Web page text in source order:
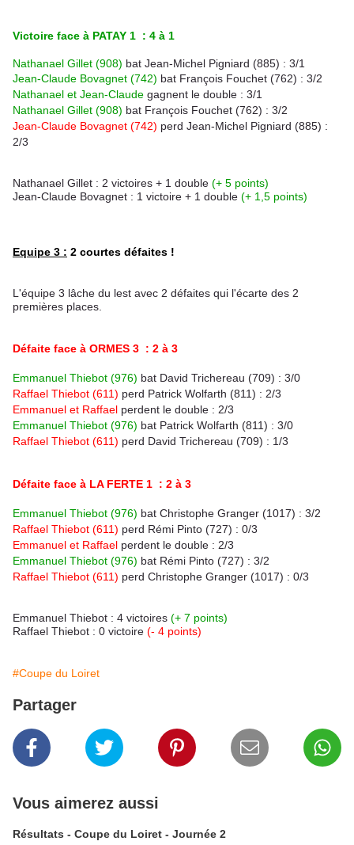
Victoire face à PATAY 1 : 4 à 1
Nathanael Gillet (908) bat Jean-Michel Pigniard (885) : 3/1
Jean-Claude Bovagnet (742) bat François Fouchet (762) : 3/2
Nathanael et Jean-Claude gagnent le double : 3/1
Nathanael Gillet (908) bat François Fouchet (762) : 3/2
Jean-Claude Bovagnet (742) perd Jean-Michel Pigniard (885) :
2/3
Nathanael Gillet : 2 victoires + 1 double (+ 5 points)
Jean-Claude Bovagnet : 1 victoire + 1 double (+ 1,5 points)
Equipe 3 : 2 courtes défaites !
L'équipe 3 lâche du lest avec 2 défaites qui l'écarte des 2
premières places.
Défaite face à ORMES 3 : 2 à 3
Emmanuel Thiebot (976) bat David Trichereau (709) : 3/0
Raffael Thiebot (611) perd Patrick Wolfarth (811) : 2/3
Emmanuel et Raffael perdent le double : 2/3
Emmanuel Thiebot (976) bat Patrick Wolfarth (811) : 3/0
Raffael Thiebot (611) perd David Trichereau (709) : 1/3
Défaite face à LA FERTE 1 : 2 à 3
Emmanuel Thiebot (976) bat Christophe Granger (1017) : 3/2
Raffael Thiebot (611) perd Rémi Pinto (727) : 0/3
Emmanuel et Raffael perdent le double : 2/3
Emmanuel Thiebot (976) bat Rémi Pinto (727) : 3/2
Raffael Thiebot (611) perd Christophe Granger (1017) : 0/3
Emmanuel Thiebot : 4 victoires (+ 7 points)
Raffael Thiebot : 0 victoire (- 4 points)
#Coupe du Loiret
Partager
Vous aimerez aussi
Résultats - Coupe du Loiret - Journée 2